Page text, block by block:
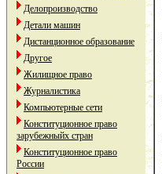
Делопроизводство
Детали машин
Дистанционное образование
Другое
Жилищное право
Журналистика
Компьютерные сети
Конституционное право
зарубежныйх стран
Конституционное право
России